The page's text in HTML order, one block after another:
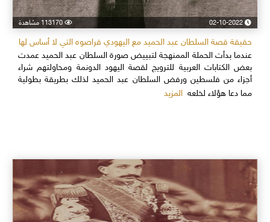
02-10-2022 113170 مشاهدة
حقيقة قصة السلطان عبد الحميد مع اليهودي قراصوه التي لا أساس لها
عندما بدأت الحملة الممنهجة لتبييض صورة السلطان عبد الحميد عمدت
بعض الكتابات العربية للترويج لقصة اليهود الدونمة ومحاولتهم شراء
أجزاء من فلسطين ورفض السلطان عبد الحميد لذلك بطريقة بطولية
مما دعا هؤلاء لخلعهالمزيد